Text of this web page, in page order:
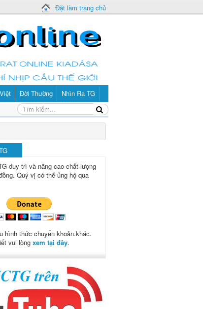
Đặt làm trang chủ
Đời Thường Nhìn Ra TG
duy trì và nâng cao chất lượng
Quý vị có thể ủng hộ qua
hình thức chuyển khoản.khác.
vui lòng xem tại đây.